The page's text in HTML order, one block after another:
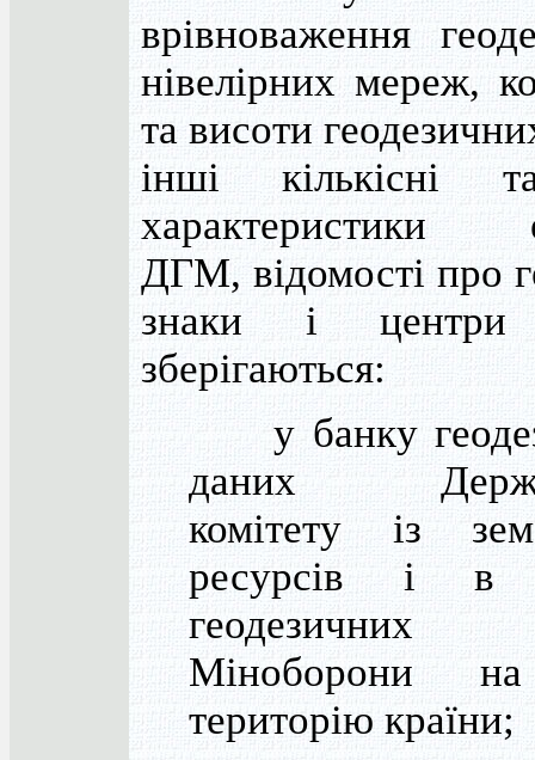
врівноваження
нівелірних мереж,
та висоти
інші кількісні
характеристики
ДГМ, відомості про
знаки і центри
зберігаються:
у банку
даних
комітету із
ресурсів і в
геодезичних
Міноборони
територію країни;